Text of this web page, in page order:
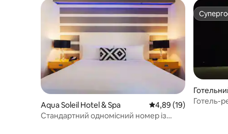
Aqua Soleil Hotel & Spa Середня оцінка: 4,89
4,89 (19)
Стандартний одномісний номер із
Гот-
Готель-